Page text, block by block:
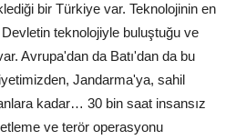
bir Türkiye var. Teknolojinin en
teknolojiyle buluştuğu ve
Avrupa'dan da Batı'dan da bu
Jandarma'ya, sahil
kadar… 30 bin saat insansız
ve terör operasyonu